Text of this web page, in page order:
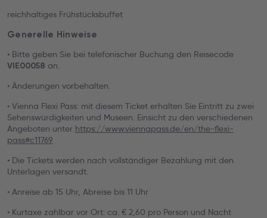
reichhaltiges Frühstücksbuffet
Generelle Hinweise
• Bitte geben Sie bei telefonischer Buchung den Reisecode
VIE00058 an.
• Änderungen vorbehalten.
• Vienna Flexi Pass: mit diesem Ticket erhalten Sie Eintritt zu zwei
Sehenswürdigkeiten und Museen. Einsicht zu den verschiedenen
Angeboten unter https://www.viennapass.de/en/the-flexi-
pass#c11769
• Die Tickets werden nach vollständiger Bezahlung mit den
Unterlagen versandt.
• Anreise ab 15 Uhr, Abreise bis 11 Uhr
• Kurtaxe zahlbar vor Ort: ca. € 2,60 pro Person und Nacht